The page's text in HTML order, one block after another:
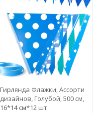
Гирлянда Флажки, Ассорти
дизайнов, Голубой, 500 см,
16*14 см*12 шт